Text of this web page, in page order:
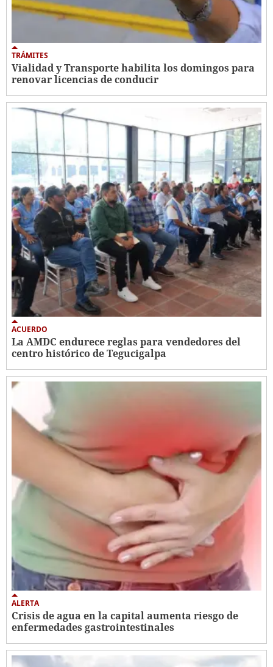
TRÁMITES
Vialidad y Transporte habilita los domingos para
renovar licencias de conducir
ACUERDO
La AMDC endurece reglas para vendedores del
centro histórico de Tegucigalpa
ALERTA
Crisis de agua en la capital aumenta riesgo de
enfermedades gastrointestinales